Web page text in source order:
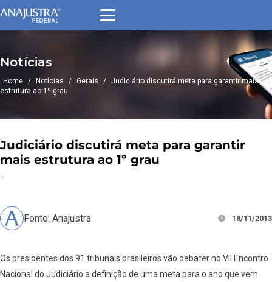
Notícias
Home / Notícias / Gerais / Judiciário discutirá meta para garantir mais
estrutura ao 1º grau
Judiciário discutirá meta para garantir
mais estrutura ao 1º grau
–
Fonte: Anajustra 18/11/2013
Os presidentes dos 91 tribunais brasileiros vão debater no VII Encontro
Nacional do Judiciário a definição de uma meta para o ano que vem